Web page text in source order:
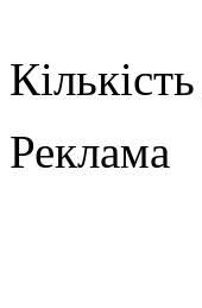
Реклама